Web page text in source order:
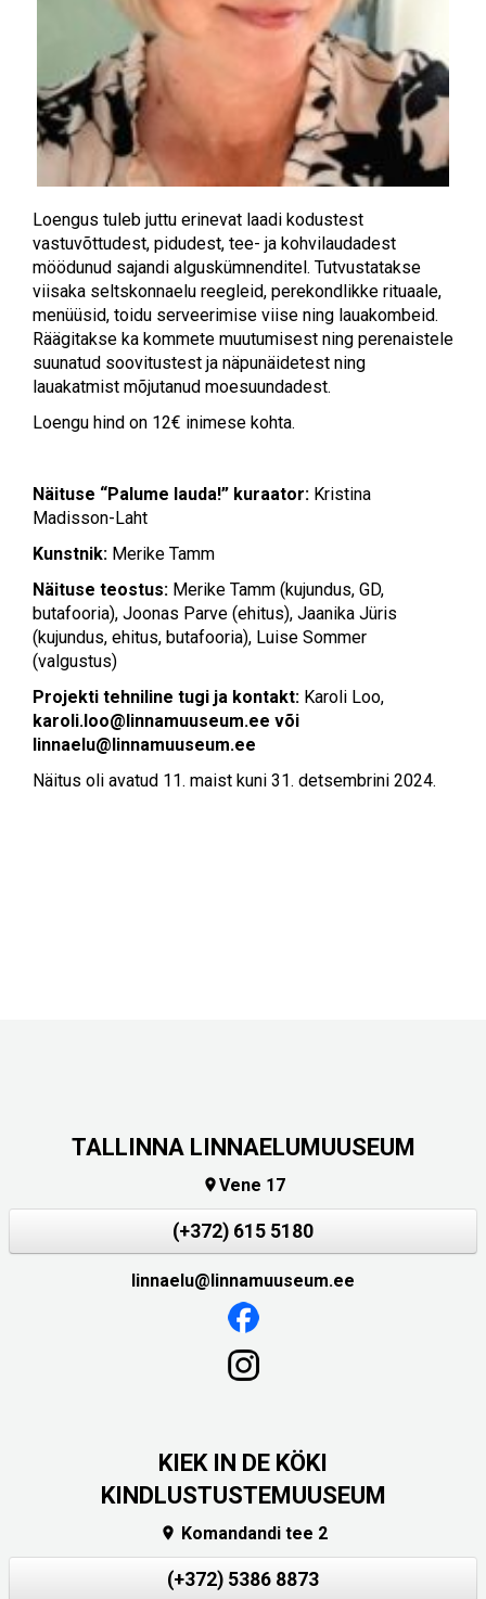
Loengus tuleb juttu erinevat laadi kodustest
vastuvõttudest, pidudest, tee- ja kohvilaudadest
möödunud sajandi alguskümnenditel. Tutvustatakse
viisaka seltskonnaelu reegleid, perekondlikke rituaale,
menüüsid, toidu serveerimise viise ning lauakombeid.
Räägitakse ka kommete muutumisest ning perenaistele
suunatud soovitustest ja näpunäidetest ning
lauakatmist mõjutanud moesuundadest.
Loengu hind on 12€ inimese kohta.
Näituse “Palume lauda!” kuraator: Kristina
Madisson-Laht
Kunstnik: Merike Tamm
Näituse teostus: Merike Tamm (kujundus, GD,
butafooria), Joonas Parve (ehitus), Jaanika Jüris
(kujundus, ehitus, butafooria), Luise Sommer
(valgustus)
Projekti tehniline tugi ja kontakt: Karoli Loo,
karoli.loo@linnamuuseum.ee või
linnaelu@linnamuuseum.ee
Näitus oli avatud 11. maist kuni 31. detsembrini 2024.
TALLINNA LINNAELUMUUSEUM
Vene 17
(+372) 615 5180
linnaelu@linnamuuseum.ee
KIEK IN DE KÖKI
KINDLUSTUSTEMUUSEUM
 Komandandi tee 2
(+372) 5386 8873